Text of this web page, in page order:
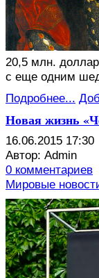
20,5 млн.
с еще одним
Подробнее...
Новая жизнь
16.06.2015 17:30
Автор: Admin
0 комментариев
Мировые